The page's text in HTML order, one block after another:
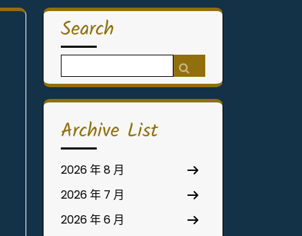
Search
for:
Archive List
2026 年 8 月
2026 年 7 月
2026 年 6 月